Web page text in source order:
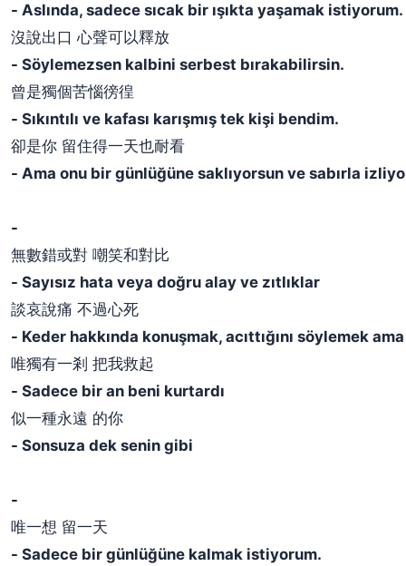
- Aslında, sadece sıcak bir ışıkta yaşamak istiyorum.
沒說出口 心聲可以釋放
- Söylemezsen kalbini serbest bırakabilirsin.
曾是獨個苦惱徬徨
- Sıkıntılı ve kafası karışmış tek kişi bendim.
卻是你 留住得一天也耐看
- Ama onu bir günlüğüne saklıyorsun ve sabırla
-
無數錯或對 嘲笑和對比
- Sayısız hata veya doğru alay ve zıtlıklar
談哀說痛 不過心死
- Keder hakkında konuşmak, acıttığını söylemek ama
唯獨有一剎 把我救起
- Sadece bir an beni kurtardı
似一種永遠 的你
- Sonsuza dek senin gibi
-
唯一想 留一天
- Sadece bir günlüğüne kalmak istiyorum.